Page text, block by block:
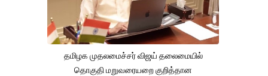
தமிழக முதலமைச்சர் விஜய் தலைமையில்
தொகுதி மறுவரையறை குறித்தான